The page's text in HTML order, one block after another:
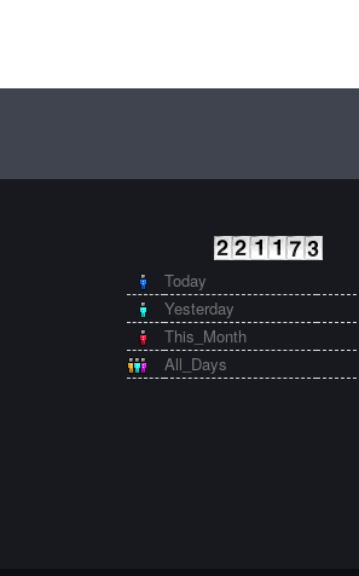
Today
Yesterday
This_Month
All_Days